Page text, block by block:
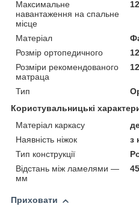
Максимальне
навантаження на спальне
місце
Матеріал
Розмір ортопедичного
Розміри рекомендованого
матраца
Тип
Користувальницькі
Матеріал каркасу
Наявність ніжок
з
Тип конструкції
Відстань між ламелями —
мм
45
Приховати